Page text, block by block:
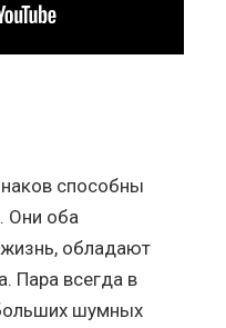
способны
Они оба
обладают
Пара всегда в
шумных